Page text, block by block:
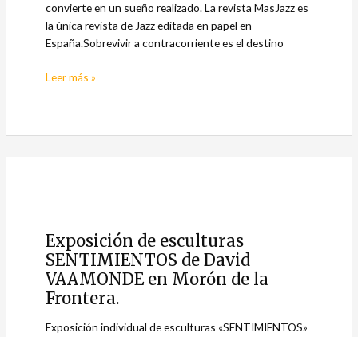
convierte en un sueño realizado. La revista MasJazz es
la única revista de Jazz editada en papel en
España.Sobrevivir a contracorriente es el destino
»
Mas
Jazz»
Leer más »
Exposición de esculturas
SENTIMIENTOS de David
VAAMONDE en Morón de la
Frontera.
Exposición individual de esculturas «SENTIMIENTOS»
esculturas
SENTIMIENTOS
de
David
en